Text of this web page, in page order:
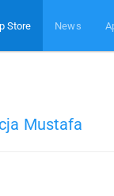
Store News
Mustafa